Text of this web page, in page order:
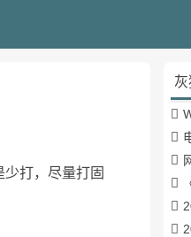
打，尽量打固